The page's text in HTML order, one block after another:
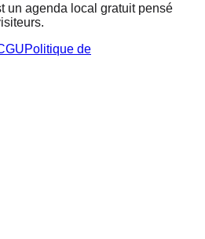
un agenda local gratuit pensé
Politique de